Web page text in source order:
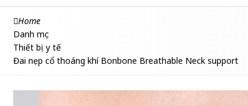
Home
Danh mục
Thiết bị y tế
Đai nẹp cổ thoáng khí Bonbone Breathable Neck support